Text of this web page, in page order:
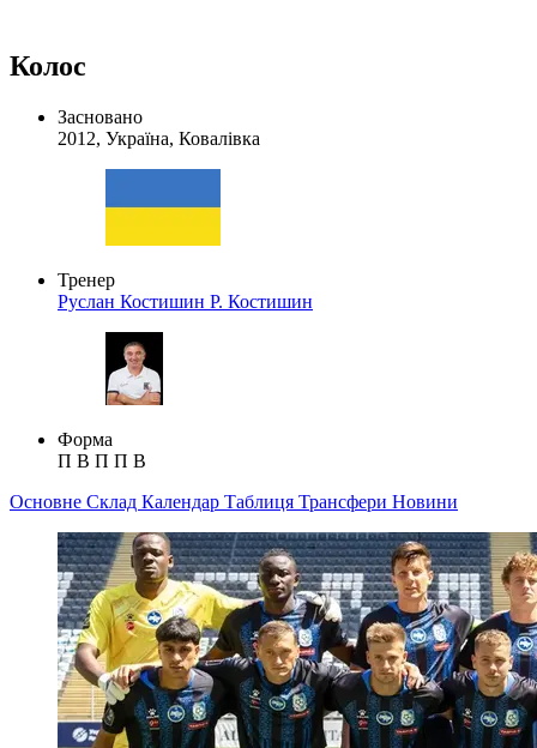
Колос
Засновано
2012, Україна, Ковалівка
Тренер
Руслан Костишин Р. Костишин
Форма
П В П П В
Основне Склад Календар Таблиця Трансфери Новини